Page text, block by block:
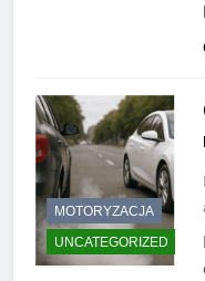
MOTORYZACJA
UNCATEGORIZED